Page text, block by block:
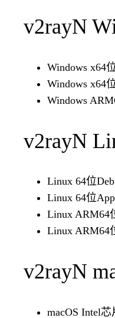
v2rayN
Windows x64
Windows x64
Windows
v2rayN
Linux 64位
Linux 64位
Linux ARM64
Linux ARM64
v2rayN
macOS Intel芯